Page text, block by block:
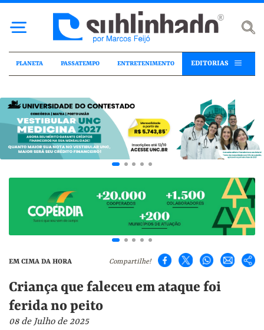
PLANETA PASSATEMPO ENTRETENIMENTO EDITORIAS
EM CIMA DA HORA Compartilhe!
Criança que faleceu em ataque foi
ferida no peito
08 de Julho de 2025